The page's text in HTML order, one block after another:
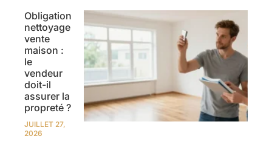
Obligation
nettoyage
vente
maison :
le
vendeur
doit-il
assurer la
propreté ?
JUILLET 27,
2026